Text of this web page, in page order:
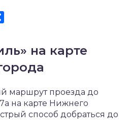
на карте
маршрут проезда до
на карте Нижнего
способ добраться до